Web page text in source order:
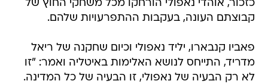
כזכור, אוהדי נאפולי הורחקו מכל משחקי החוץ של
קבוצתם העונה, בעקבות ההתפרעויות שלהם.
פאביו קנבארו, יליד נאפולי וכיום שחקנה של ריאל
מדריד, התייחס לנושא האלימות באיטליה ואמר: "זו
לא רק הבעיה של נאפולי, זו הבעיה של כל המדינה.